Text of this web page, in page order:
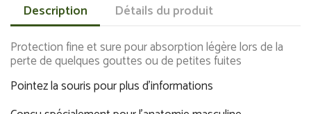
Description Détails du produit
Protection fine et sure pour absorption légère lors de la
perte de quelques gouttes ou de petites fuites
Pointez la souris pour plus d'informations